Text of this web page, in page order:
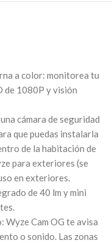
a color: monitorea tu
de 1080P y visión
cámara de seguridad
que puedas instalarla
de la habitación de
para exteriores (se
en exteriores.
de 40 lm y mini
Cam OG te avisa
o sonido. Las zonas